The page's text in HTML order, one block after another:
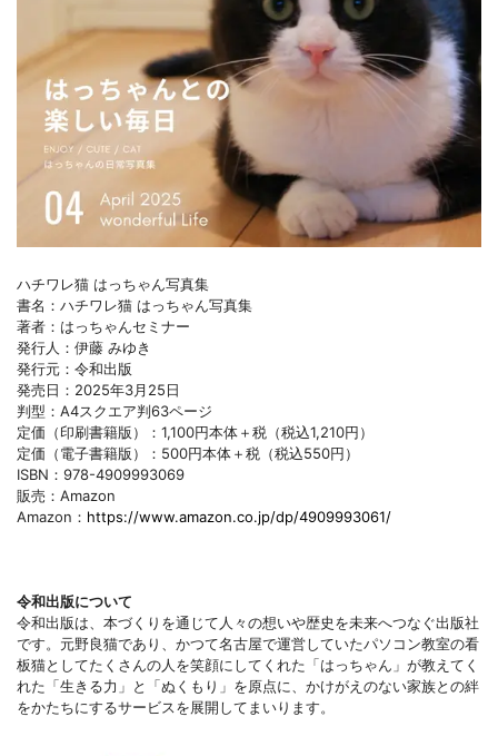
ハチワレ猫 はっちゃん写真集
書名：ハチワレ猫 はっちゃん写真集
著者：はっちゃんセミナー
発行人：伊藤 みゆき
発行元：令和出版
発売日：2025年3月25日
判型：A4スクエア判63ページ
定価（印刷書籍版）：1,100円本体＋税（税込1,210円）
定価（電子書籍版）：500円本体＋税（税込550円）
ISBN：978-4909993069
販売：Amazon
Amazon： https://www.amazon.co.jp/dp/4909993061/
令和出版について
令和出版は、本づくりを通じて人々の想いや歴史を未来へつなぐ出版社
です。元野良猫であり、かつて名古屋で運営していたパソコン教室の看
板猫としてたくさんの人を笑顔にしてくれた「はっちゃん」が教えてく
れた「生きる力」と「ぬくもり」を原点に、かけがえのない家族との絆
をかたちにするサービスを展開してまいります。